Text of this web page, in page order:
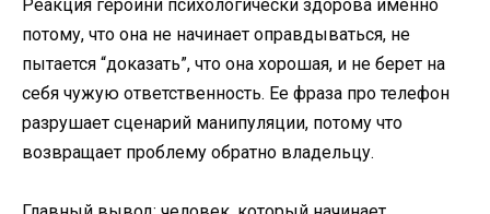
Реакция героини психологически здорова именно
потому, что она не начинает оправдываться, не
пытается “доказать”, что она хорошая, и не берет на
себя чужую ответственность. Ее фраза про телефон
разрушает сценарий манипуляции, потому что
возвращает проблему обратно владельцу.